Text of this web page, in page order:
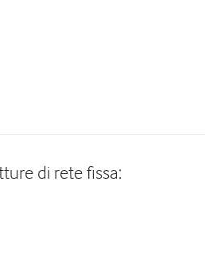
di rete fissa: